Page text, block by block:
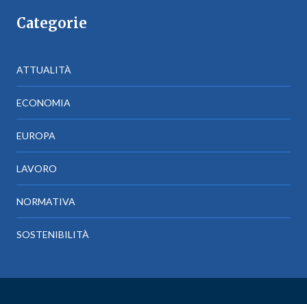
Categorie
ATTUALITÀ
ECONOMIA
EUROPA
LAVORO
NORMATIVA
SOSTENIBILITÀ